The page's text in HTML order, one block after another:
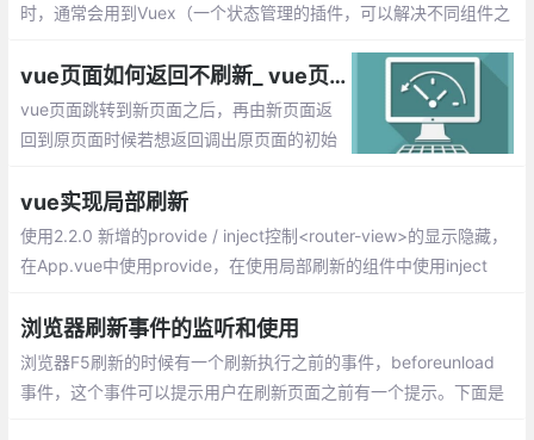
时，通常会用到Vuex（一个状态管理的插件，可以解决不同组件之
题。
vue页面如何返回不刷新_ vue页面撤退不能返回到顶部的实现
vue页面跳转到新页面之后，再由新页面返
回到原页面时候若想返回调出原页面的初始
x存储滚动状态，2、使用缓存keepAlive的
实现
vue实现局部刷新
使用2.2.0 新增的provide / inject控制<router-view>的显示隐藏，
在App.vue中使用provide，在使用局部刷新的组件中使用inject
浏览器刷新事件的监听和使用
浏览器F5刷新的时候有一个刷新执行之前的事件，beforeunload
事件，这个事件可以提示用户在刷新页面之前有一个提示。下面是